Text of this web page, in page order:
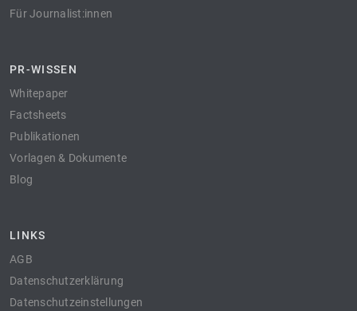
Für Journalist:innen
PR-WISSEN
Whitepaper
Factsheets
Publikationen
Vorlagen & Dokumente
Blog
LINKS
AGB
Datenschutzerklärung
Datenschutzeinstellungen